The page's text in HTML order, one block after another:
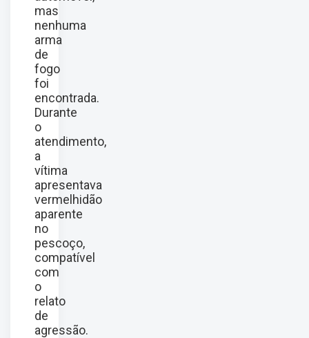
mas
nenhuma
arma
de
fogo
foi
encontrada.
Durante
o
atendimento,
a
vítima
apresentava
vermelhidão
aparente
no
pescoço,
compatível
com
o
relato
de
agressão.